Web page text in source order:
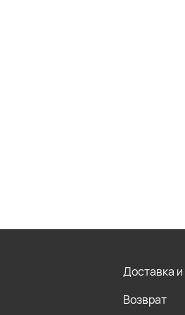
Доставка и
Возврат